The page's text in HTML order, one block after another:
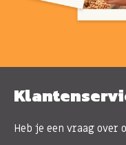
Heb je een vraag over